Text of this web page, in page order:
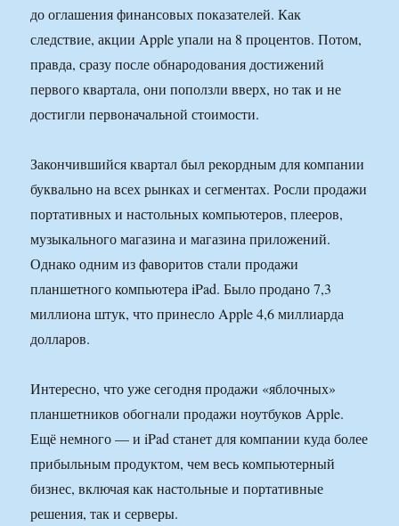
до оглашения финансовых показателей. Как
следствие, акции Apple упали на 8 процентов. Потом,
правда, сразу после обнародования достижений
первого квартала, они поползли вверх, но так и не
достигли первоначальной стоимости.
Закончившийся квартал был рекордным для компании
буквально на всех рынках и сегментах. Росли продажи
портативных и настольных компьютеров, плееров,
музыкального магазина и магазина приложений.
Однако одним из фаворитов стали продажи
планшетного компьютера iPad. Было продано 7,3
миллиона штук, что принесло Apple 4,6 миллиарда
долларов.
Интересно, что уже сегодня продажи «яблочных»
планшетников обогнали продажи ноутбуков Apple.
Ещё немного — и iPad станет для компании куда более
прибыльным продуктом, чем весь компьютерный
бизнес, включая как настольные и портативные
решения, так и серверы.